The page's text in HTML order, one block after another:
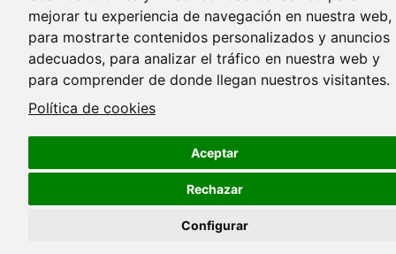
mejorar tu experiencia de navegación en nuestra web,
para mostrarte contenidos personalizados y anuncios
adecuados, para analizar el tráfico en nuestra web y
para comprender de donde llegan nuestros visitantes.
Política de cookies
Aceptar
Rechazar
Configurar
Copyright © 2026. Todos los derechos reservados.